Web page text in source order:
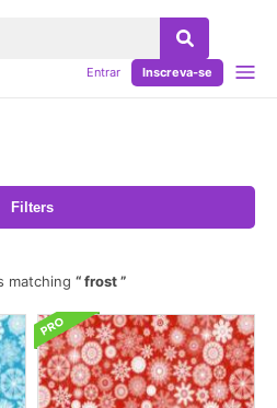
Entrar Inscreva-se
Filters
matching
frost